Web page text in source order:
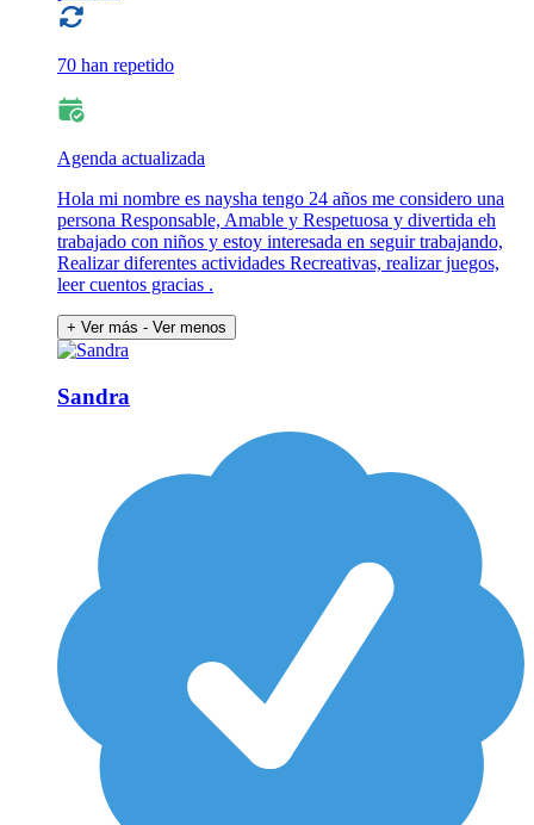
70 han repetido
Agenda actualizada
Hola mi nombre es naysha tengo 24 años me considero una
persona Responsable, Amable y Respetuosa y divertida eh
trabajado con niños y estoy interesada en seguir trabajando,
Realizar diferentes actividades Recreativas, realizar juegos,
leer cuentos gracias .
+ Ver más - Ver menos
Sandra